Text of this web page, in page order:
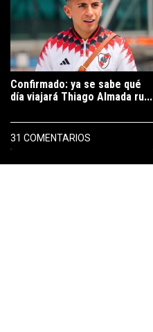
PUBLICIDAD
Confirmado: ya se sabe qué
día viajará Thiago Almada ru...
31 COMENTARIOS